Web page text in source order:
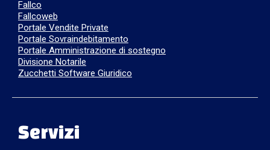
Fallco
Fallcoweb
Portale Vendite Private
Portale Sovraindebitamento
Portale Amministrazione di sostegno
Divisione Notarile
Zucchetti Software Giuridico
Servizi